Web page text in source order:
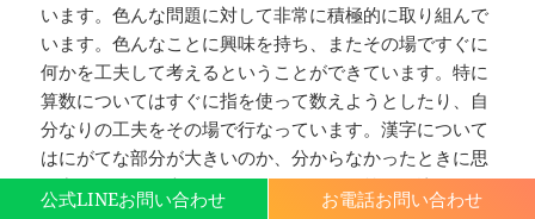
公式LINEお問い合わせ お電話お問い合わせ
います。色んな問題に対して非常に積極的に取り組んで
います。色んなことに興味を持ち、またその場ですぐに
何かを工夫して考えるということができています。特に
算数についてはすぐに指を使って数えようとしたり、自
分なりの工夫をその場で行なっています。漢字について
はにがてな部分が大きいのか、分からなかったときに思
い出すための工夫を行うといったことは算数に比べると